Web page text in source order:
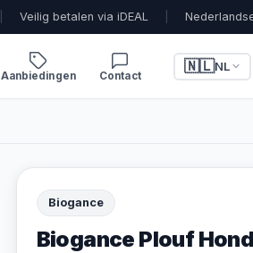
Veilig betalen via iDEAL
Aanbiedingen Contact
🇳🇱NL
Biogance
Biogance Plouf